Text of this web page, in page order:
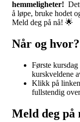
hemmeligheter!
å løpe, bruke hodet
Meld deg på nå! 🌟
Når og hvor?
Første
kurskveldene
Klikk på linken
fullstendig
Meld deg på